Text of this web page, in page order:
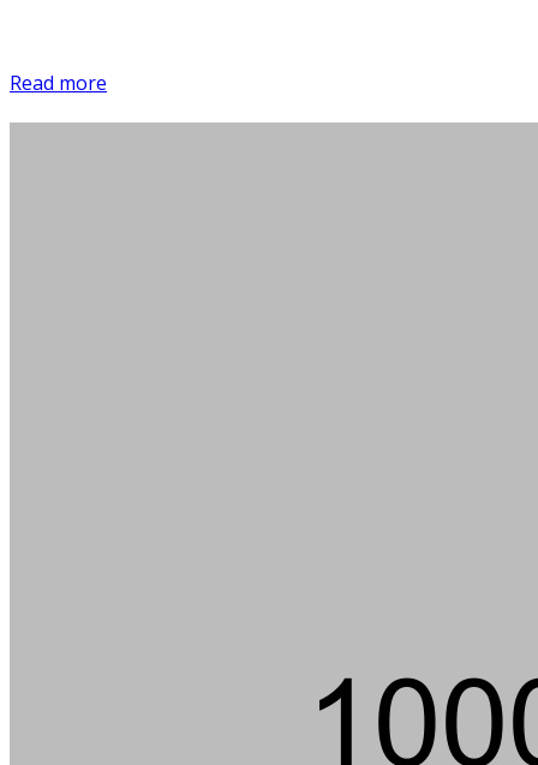
Read more